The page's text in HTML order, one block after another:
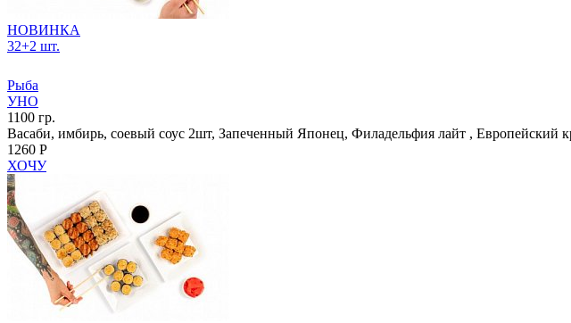
НОВИНКА
32+2 шт.
Рыба
УНО
1100 гр.
Васаби, имбирь, соевый соус 2шт, Запеченный Японец, Филадельфия лайт ,
1260 Р
ХОЧУ